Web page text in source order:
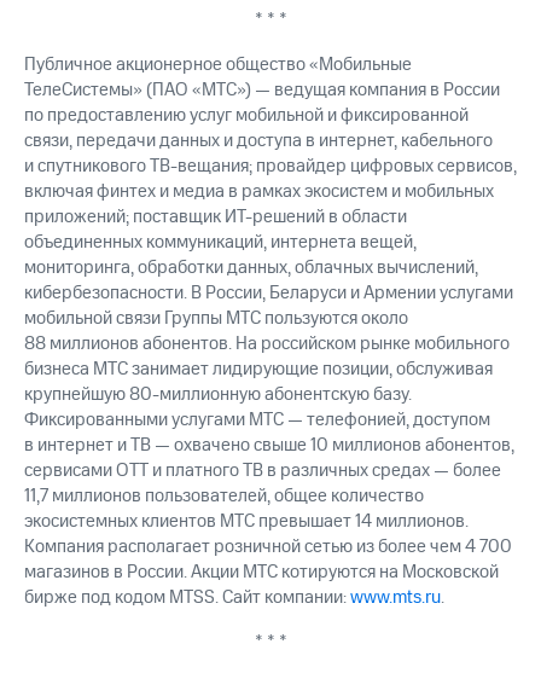
Реквизиты
Контакты
развитие
деловая этика
На главную
* * *
Публичное акционерное общество «Мобильные
ТелеСистемы» (ПАО «МТС») — ведущая компания в России
по предоставлению услуг мобильной и фиксированной
связи, передачи данных и доступа в интернет, кабельного
и спутникового ТВ-вещания; провайдер цифровых сервисов,
включая финтех и медиа в рамках экосистем и мобильных
приложений; поставщик ИТ-решений в области
объединенных коммуникаций, интернета вещей,
мониторинга, обработки данных, облачных вычислений,
кибербезопасности. В России, Беларуси и Армении услугами
мобильной связи Группы МТС пользуются около
88 миллионов абонентов. На российском рынке мобильного
бизнеса МТС занимает лидирующие позиции, обслуживая
крупнейшую 80-миллионную абонентскую базу.
Фиксированными услугами МТС — телефонией, доступом
в интернет и ТВ — охвачено свыше 10 миллионов абонентов,
сервисами OTT и платного ТВ в различных средах — более
11,7 миллионов пользователей, общее количество
экосистемных клиентов МТС превышает 14 миллионов.
Компания располагает розничной сетью из более чем 4 700
магазинов в России. Акции МТС котируются на Московской
бирже под кодом MTSS. Сайт компании:www.mts.ru.
* * *